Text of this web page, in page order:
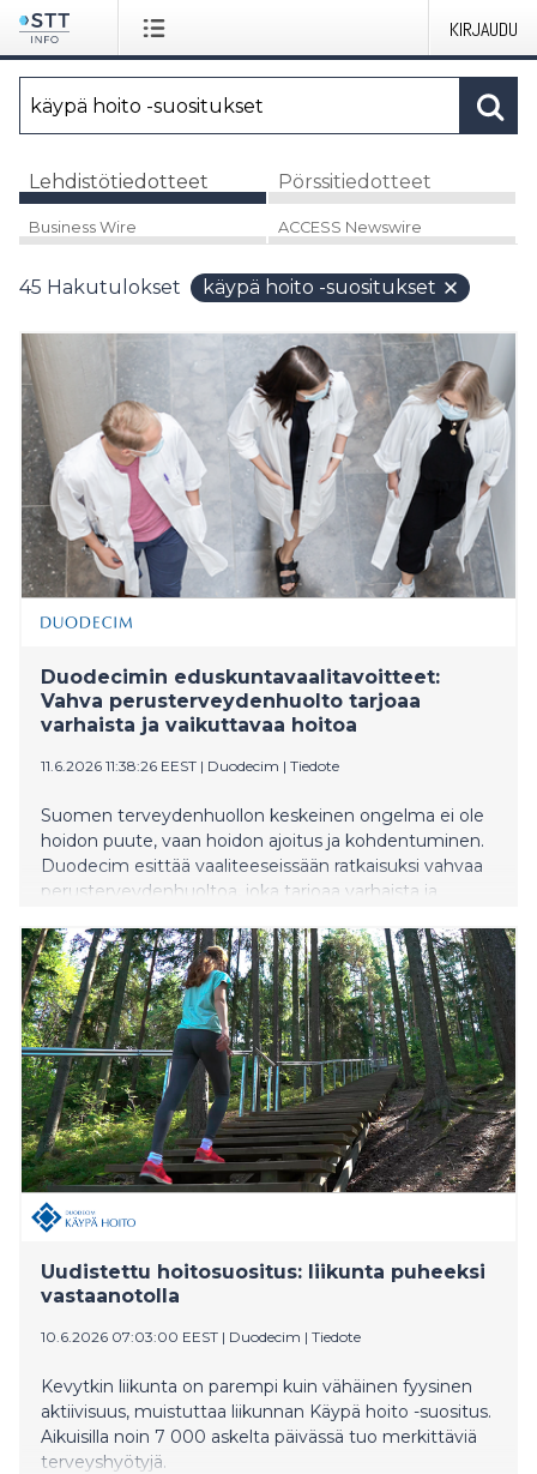
KIRJAUDU
Lehdistötiedotteet Pörssitiedotteet
Business Wire ACCESS Newswire
45 Hakutulokset käypä hoito -suositukset
Duodecimin eduskuntavaalitavoitteet:
Vahva perusterveydenhuolto tarjoaa
varhaista ja vaikuttavaa hoitoa
11.6.2026 11:38:26 EEST | Duodecim | Tiedote
Suomen terveydenhuollon keskeinen ongelma ei ole
hoidon puute, vaan hoidon ajoitus ja kohdentuminen.
Duodecim esittää vaaliteeseissään ratkaisuksi vahvaa
perusterveydenhuoltoa, joka tarjoaa varhaista ja
Uudistettu hoitosuositus: liikunta puheeksi
vastaanotolla
10.6.2026 07:03:00 EEST | Duodecim | Tiedote
Kevytkin liikunta on parempi kuin vähäinen fyysinen
aktiivisuus, muistuttaa liikunnan Käypä hoito -suositus.
Aikuisilla noin 7 000 askelta päivässä tuo merkittäviä
terveyshyötyjä.